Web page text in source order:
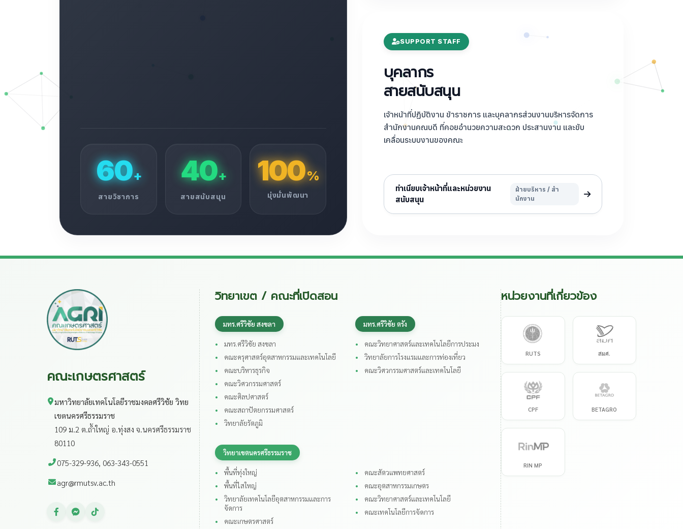
60+
สายวิชาการ
40+
สายสนับสนุน
100%
มุ่งมั่นพัฒนา
SUPPORT STAFF
บุคลากร
สายสนับสนุน
เจ้าหน้าที่ปฏิบัติงาน ข้าราชการ และบุคลากรส่วนงานบริหารจัดการ
สำนักงานคณบดี ที่คอยอำนวยความสะดวก ประสานงาน และขับ
เคลื่อนระบบงานของคณะ
ทำเนียบเจ้าหน้าที่และหน่วยงาน
สนับสนุน
ฝ่ายบริหาร / สํา
นักงาน
คณะเกษตรศาสตร์
มหาวิทยาลัยเทคโนโลยีราชมงคลศรีวิชัย วิทย
เขตนครศรีธรรมราช
109 ม.2 ต.ถ้ำใหญ่ อ.ทุ่งสง จ.นครศรีธรรมราช
80110
075-329-936, 063-343-0551
agr@rmutsv.ac.th
วิทยาเขต / คณะที่เปิดสอน
มทร.ศรีวิชัย สงขลา
มทร.ศรีวิชัย สงขลา
คณะครุศาสตร์อุตสาหกรรมและเทคโนโลยี
คณะบริหารธุรกิจ
คณะวิศวกรรมศาสตร์
คณะศิลปศาสตร์
คณะสถาปัตยกรรมศาสตร์
วิทยาลัยรัตภูมิ
มทร.ศรีวิชัย ตรัง
คณะวิทยาศาสตร์และเทคโนโลยีการประมง
วิทยาลัยการโรงแรมและการท่องเที่ยว
คณะวิศวกรรมศาสตร์และเทคโนโลยี
วิทยาเขตนครศรีธรรมราช
พื้นที่ทุ่งใหญ่
พื้นที่ไสใหญ่
วิทยาลัยเทคโนโลยีอุตสาหกรรมและการ
จัดการ
คณะเกษตรศาสตร์
คณะสัตวแพทยศาสตร์
คณะอุตสาหกรรมเกษตร
คณะวิทยาศาสตร์และเทคโนโลยี
คณะเทคโนโลยีการจัดการ
หน่วยงานที่เกี่ยวข้อง
RUTS สมศ.
CPF BETAGRO
RIN MP